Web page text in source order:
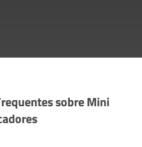
sobre Mini